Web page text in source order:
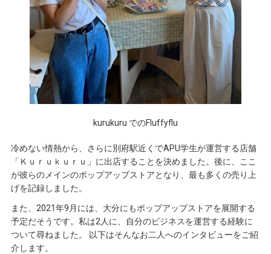
kurukuru でのFluffyflu
冷めない情熱から、さらに別府駅近くでAPU学生が運営する店舗
「Ｋｕｒｕｋｕｒｕ」に出店することを決めました。後に、ここ
が彼らのメインのポップアップストアとなり、最も多くの売り上
げを記録しました。
また、2021年9月には、大分にもポップアップストアを展開する
予定だそうです。私は2人に、自分のビジネスを運営する経験に
ついて尋ねました。 以下はそんなお二人へのインタビューをご紹
介します。